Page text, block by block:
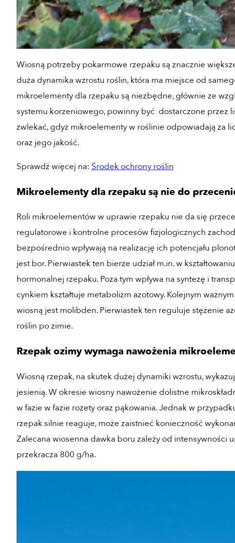
Wiosną potrzeby pokarmowe rzepaku są znacznie
duża dynamika wzrostu roślin, która ma miejsce od
mikroelementy dla rzepaku są niezbędne, głównie ze
systemu korzeniowego, powinny być dostarczone przez
zwlekać, gdyż mikroelementy w roślinie odpowiadają za
oraz jego jakość.
Sprawdź więcej na: Środek ochrony roślin
Mikroelementy dla rzepaku są nie do
Roli mikroelementów w uprawie rzepaku nie da się
regulatorowe i kontrolne procesów fizjologicznych
bezpośrednio wpływają na realizację ich potencjału
jest bor. Pierwiastek ten bierze udział m.in. w
hormonalnej rzepaku. Poza tym wpływa na syntezę i
cynkiem kształtuje metabolizm azotowy. Kolejnym
wiosną jest molibden. Pierwiastek ten reguluje stężenie
roślin po zimie.
Rzepak ozimy wymaga nawożenia
Wiosną rzepak, na skutek dużej dynamiki wzrostu,
jesienią. W okresie wiosny nawożenie dolistne
w fazie w fazie rozety oraz pąkowania. Jednak w
rzepak silnie reaguje, może zaistnieć konieczność
Zalecana wiosenna dawka boru zależy od intensywności
przekracza 800 g/ha.